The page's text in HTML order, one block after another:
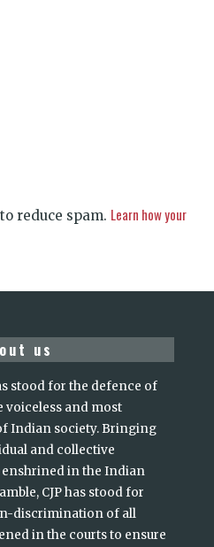
reduce spam. Learn how your
us
stood for the defence of
and most
Indian society. Bringing
and collective
in the Indian
CJP has stood for
discrimination of all
in the courts to ensure